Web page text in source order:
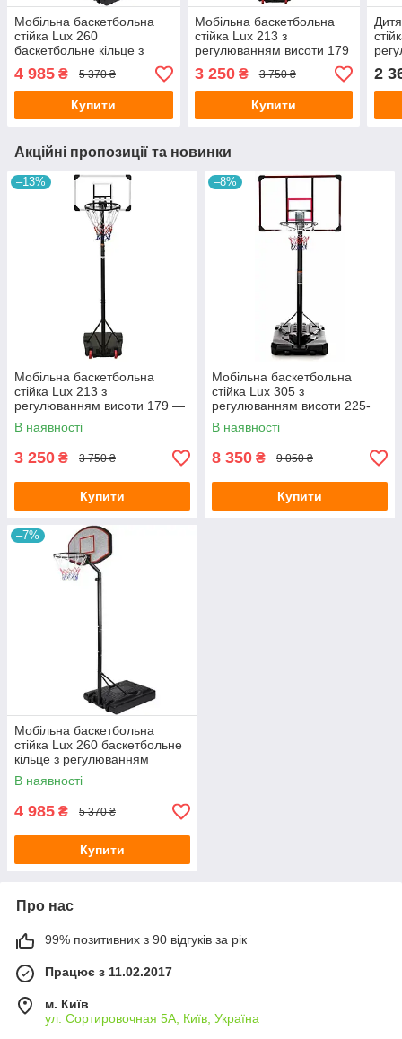
Мобільна баскетбольна
стійка Lux 260
баскетбольне кільце з
регулюванням висоти
4 985 ₴ 5 370 ₴
Купити
Мобільна баскетбольна
стійка Lux 213 з
регулюванням висоти 179
— 213 см
3 250₴ 3 750 ₴
Купити
2
Акційні пропозиції та новинки
–13%
Мобільна баскетбольна
стійка Lux 213 з
регулюванням висоти 179 —
213 см
В наявності
3 250 ₴ 3 750 ₴
Купити
–8%
Мобільна баскетбольна
стійка Lux 305 з
регулюванням висоти 225-
305 см
В наявності
8 350 ₴ 9 050 ₴
Купити
–7%
Мобільна баскетбольна
стійка Lux 260 баскетбольне
кільце з регулюванням
висоти
В наявності
4 985 ₴ 5 370 ₴
Купити
Про нас
99% позитивних з 90 відгуків за рік
Працює з 11.02.2017
м. Київ
ул. Сортировочная 5А, Київ, Україна